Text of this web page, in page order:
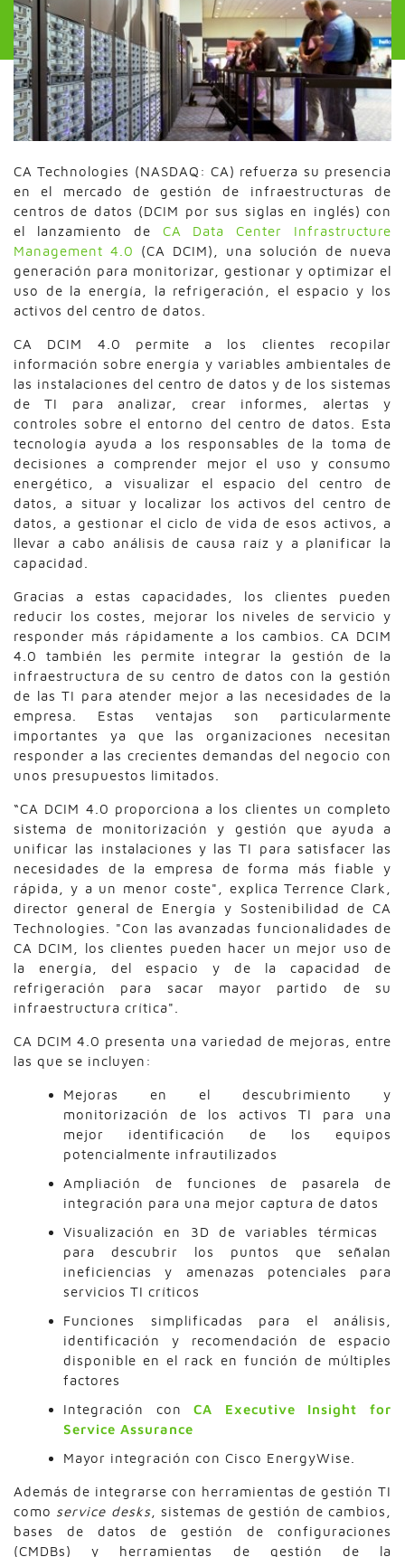
CA Technologies (NASDAQ: CA) refuerza su presencia
en el mercado de gestión de infraestructuras de
centros de datos (DCIM por sus siglas en inglés) con
el lanzamiento de CA Data Center Infrastructure
Management 4.0
(CA DCIM), una solución de nueva
generación para monitorizar, gestionar y optimizar el
uso de la energía, la refrigeración, el espacio y los
activos del centro de datos.
CA DCIM 4.0 permite a los clientes recopilar
información sobre energía y variables ambientales de
las instalaciones del centro de datos y de los sistemas
de TI para analizar, crear informes, alertas y
controles sobre el entorno del centro de datos. Esta
tecnología ayuda a los responsables de la toma de
decisiones a comprender mejor el uso y consumo
energético, a visualizar el espacio del centro de
datos, a situar y localizar los activos del centro de
datos, a gestionar el ciclo de vida de esos activos, a
llevar a cabo análisis de causa raíz y a planificar la
capacidad.
Gracias a estas capacidades, los clientes pueden
reducir los costes, mejorar los niveles de servicio y
responder más rápidamente a los cambios. CA DCIM
4.0 también les permite integrar la gestión de la
infraestructura de su centro de datos con la gestión
de las TI para atender mejor a las necesidades de la
empresa. Estas ventajas son particularmente
importantes ya que las organizaciones necesitan
responder a las crecientes demandas del negocio con
unos presupuestos limitados.
“CA DCIM 4.0 proporciona a los clientes un completo
sistema de monitorización y gestión que ayuda a
unificar las instalaciones y las TI para satisfacer las
necesidades de la empresa de forma más fiable y
rápida, y a un menor coste", explica Terrence Clark,
director general de Energía y Sostenibilidad de CA
Technologies. "Con las avanzadas funcionalidades de
CA DCIM, los clientes pueden hacer un mejor uso de
la energía, del espacio y de la capacidad de
refrigeración para sacar mayor partido de su
infraestructura crítica".
CA DCIM 4.0 presenta una variedad de mejoras, entre
las que se incluyen:
Mejoras en el descubrimiento y
monitorización de los activos TI para una
mejor identificación de los equipos
potencialmente infrautilizados
Ampliación de funciones de pasarela de
integración para una mejor captura de datos
Visualización en 3D de variables térmicas
para descubrir los puntos que señalan
ineficiencias y amenazas potenciales para
servicios TI críticos
Funciones simplificadas para el análisis,
identificación y recomendación de espacio
disponible en el rack en función de múltiples
factores
Integración conCA Executive Insight for
Service Assurance
Mayor integración con Cisco EnergyWise.
Además de integrarse con herramientas de gestión TI
como service desks, sistemas de gestión de cambios,
bases de datos de gestión de configuraciones
(CMDBs) y herramientas de gestión de la